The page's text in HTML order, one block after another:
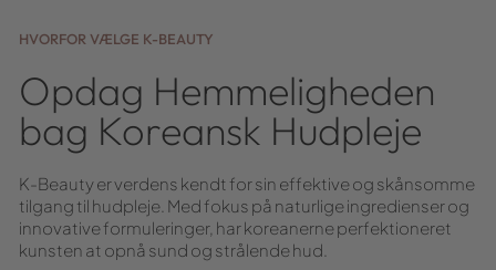
HVORFOR VÆLGE K-BEAUTY
Opdag Hemmeligheden
bag Koreansk Hudpleje
K-Beauty er verdens kendt for sin effektive og skånsomme
tilgang til hudpleje. Med fokus på naturlige ingredienser og
innovative formuleringer, har koreanerne perfektioneret
kunsten at opnå sund og strålende hud.